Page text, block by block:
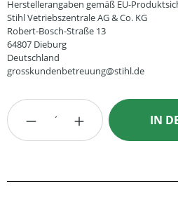
Herstellerangaben gemäß EU-
Stihl Vetriebszentrale AG & Co. KG
Robert-Bosch-Straße 13
64807 Dieburg
Deutschland
grosskundenbetreuung@stihl.de
Produkt Anzahl: Gib
IN